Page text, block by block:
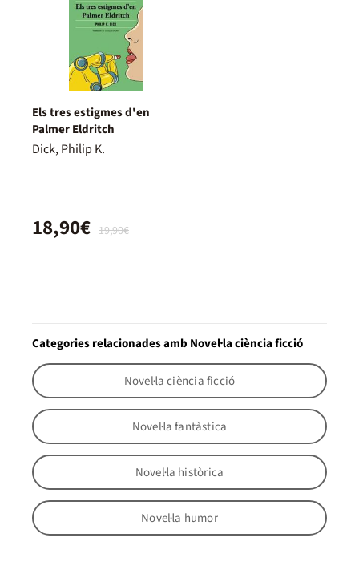
Els tres estigmes d'en
Palmer Eldritch
Dick, Philip K.
19,90€
18,90€
Categories relacionades amb Novel·la ciència ficció
Novel·la ciència ficció
Novel·la fantàstica
Novel·la històrica
Novel·la humor